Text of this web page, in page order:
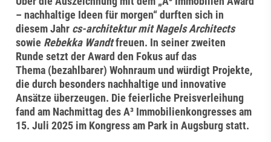
– nachhaltige Ideen für morgen“ durften sich in
diesem Jahr cs-architektur mit Nagels Architects
sowie Rebekka Wandtfreuen. In seiner zweiten
Runde setzt der Award den Fokus auf das
Thema (bezahlbarer) Wohnraum und würdigt Projekte,
die durch besonders nachhaltige und innovative
Ansätze überzeugen. Die feierliche Preisverleihung
fand am Nachmittag des A³ Immobilienkongresses am
15. Juli 2025 im Kongress am Park in Augsburg statt.